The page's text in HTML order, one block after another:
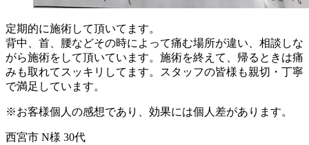
定期的に施術して頂いてます。
背中、首、腰などその時によって痛む場所が違い、相談しな
がら施術をして頂いています。施術を終えて、帰るときは痛
みも取れてスッキリしてます。スタッフの皆様も親切・丁寧
で満足しています。
※お客様個人の感想であり、効果には個人差があります。
西宮市 N様 30代